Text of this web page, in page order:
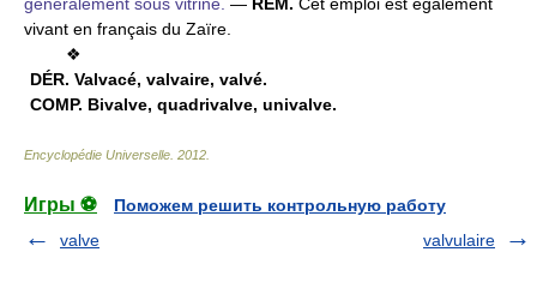
vivant en français du Zaïre.
❖
DÉR. Valvacé, valvaire, valvé.
COMP. Bivalve, quadrivalve, univalve.
Encyclopédie Universelle 2012
Игры ⚽
Поможем решить контрольную работу
valve
valvulaire